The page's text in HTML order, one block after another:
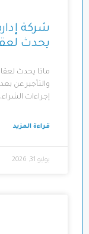
شركة
يحدث
ماذا يحدث
والتأجير عن
إجراءات
قراءة المزيد
يوليو 31, 2026